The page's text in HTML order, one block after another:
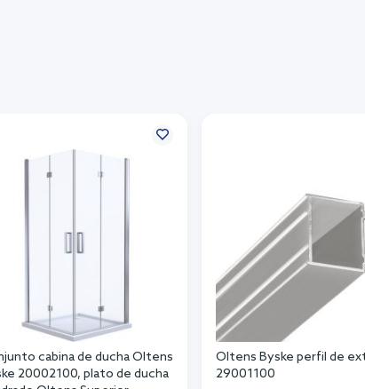
cabina de ducha Oltens
20002100, plato de ducha
Oltens Byske perfil de
29001100